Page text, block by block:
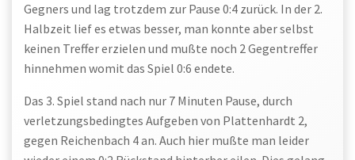
Gegners und lag trotzdem zur Pause 0:4 zurück. In der 2.
Halbzeit lief es etwas besser, man konnte aber selbst
keinen Treffer erzielen und mußte noch 2 Gegentreffer
hinnehmen womit das Spiel 0:6 endete.
Das 3. Spiel stand nach nur 7 Minuten Pause, durch
verletzungsbedingtes Aufgeben von Plattenhardt 2,
gegen Reichenbach 4 an. Auch hier mußte man leider